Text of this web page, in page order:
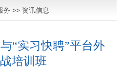
务 >> 资讯信息
“实习快聘”平台外
培训班